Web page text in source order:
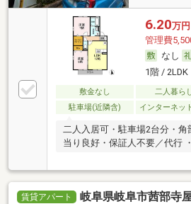
6.20万円
管理費
なし
1階 / 2LDK
敷金なし 二人暮ら
駐車場(近隣含)
インターネッ
二人入居可・駐車場2台分・角
当り良好・保証人不要／代行
賃貸アパート
岐阜県岐阜市茜部寺